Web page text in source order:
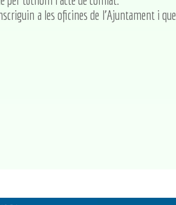
a les oficines de l'Ajuntament i que